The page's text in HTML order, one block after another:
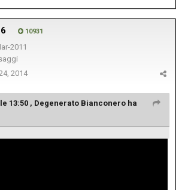
10931
2011
2014
13:50 , Degenerato Bianconero ha